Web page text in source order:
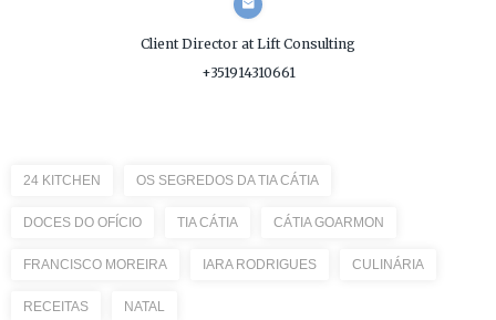
Client Director at Lift Consulting
+351914310661
24 KITCHEN OS SEGREDOS DA TIA CÁTIA
DOCES DO OFÍCIO TIA CÁTIA CÁTIA GOARMON
FRANCISCO MOREIRA IARA RODRIGUES CULINÁRIA
RECEITAS NATAL